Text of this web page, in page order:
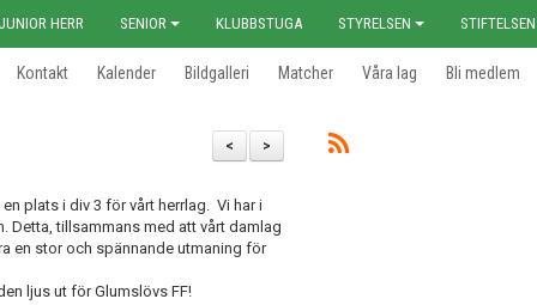
JUNIOR HERR SENIOR KLUBBSTUGA STYRELSEN
Kontakt Kalender Bildgalleri Matcher Våra lag Bli medlem
>
<
plats i div 3 för vårt herrlag. Vi har i
Detta, tillsammans med att vårt damlag
en stor och spännande utmaning för
ljus ut för Glumslövs FF!